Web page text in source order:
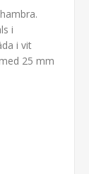
i
i vit
25 mm